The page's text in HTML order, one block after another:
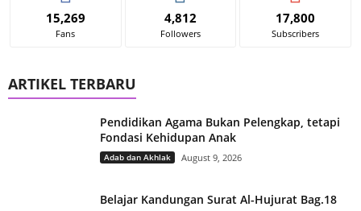
15,269
Fans
4,812
Followers
17,800
Subscribers
ARTIKEL TERBARU
Pendidikan Agama Bukan Pelengkap, tetapi
Fondasi Kehidupan Anak
Adab dan Akhlak August 9, 2026
Belajar Kandungan Surat Al-Hujurat Bag.18